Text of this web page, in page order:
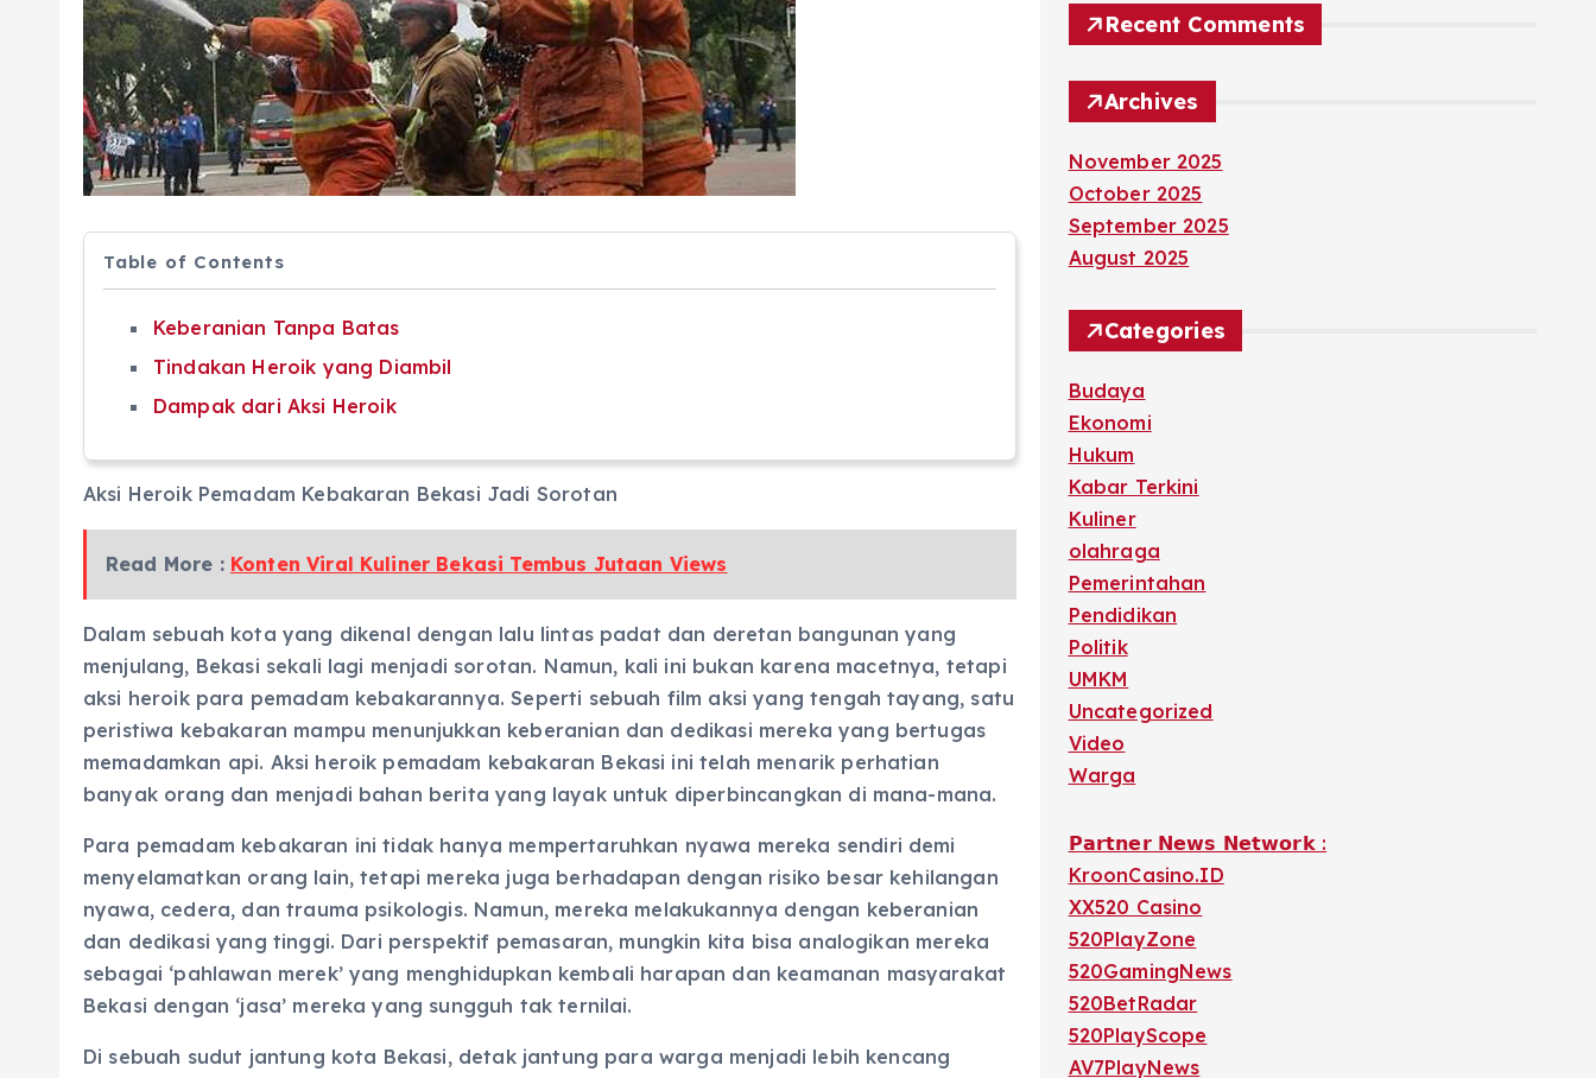
Table of Contents
Keberanian Tanpa Batas
Tindakan Heroik yang Diambil
Dampak dari Aksi Heroik
Aksi Heroik Pemadam Kebakaran Bekasi Jadi Sorotan
Read More : Konten Viral Kuliner Bekasi Tembus Jutaan Views
Dalam sebuah kota yang dikenal dengan lalu lintas padat dan deretan bangunan yang
menjulang, Bekasi sekali lagi menjadi sorotan. Namun, kali ini bukan karena macetnya, tetapi
aksi heroik para pemadam kebakarannya. Seperti sebuah film aksi yang tengah tayang, satu
peristiwa kebakaran mampu menunjukkan keberanian dan dedikasi mereka yang bertugas
memadamkan api. Aksi heroik pemadam kebakaran Bekasi ini telah menarik perhatian
banyak orang dan menjadi bahan berita yang layak untuk diperbincangkan di mana-mana.
Para pemadam kebakaran ini tidak hanya mempertaruhkan nyawa mereka sendiri demi
menyelamatkan orang lain, tetapi mereka juga berhadapan dengan risiko besar kehilangan
nyawa, cedera, dan trauma psikologis. Namun, mereka melakukannya dengan keberanian
dan dedikasi yang tinggi. Dari perspektif pemasaran, mungkin kita bisa analogikan mereka
sebagai ‘pahlawan merek’ yang menghidupkan kembali harapan dan keamanan masyarakat
Bekasi dengan ‘jasa’ mereka yang sungguh tak ternilai.
Di sebuah sudut jantung kota Bekasi, detak jantung para warga menjadi lebih kencang
Recent Comments
Archives
November 2025
October 2025
September 2025
August 2025
Categories
Budaya
Ekonomi
Hukum
Kabar Terkini
Kuliner
olahraga
Pemerintahan
Pendidikan
Politik
UMKM
Uncategorized
Video
Warga
𝗣𝗮𝗿𝘁𝗻𝗲𝗿 𝗡𝗲𝘄𝘀 𝗡𝗲𝘁𝘄𝗼𝗿𝗸 :
KroonCasino.ID
XX520 Casino
520PlayZone
520GamingNews
520BetRadar
520PlayScope
AV7PlayNews